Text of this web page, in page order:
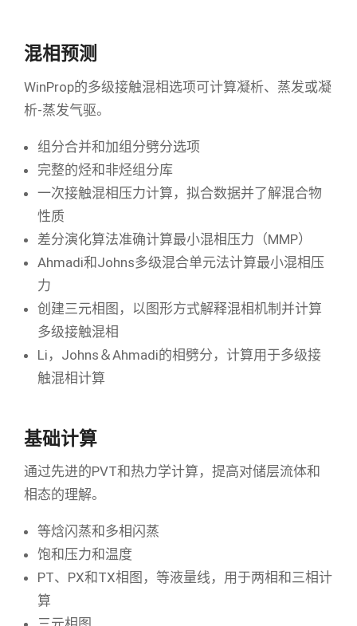
混相预测
WinProp的多级接触混相选项可计算凝析、蒸发或凝
析-蒸发气驱。
组分合并和加组分劈分选项
完整的烃和非烃组分库
一次接触混相压力计算，拟合数据并了解混合物
性质
差分演化算法准确计算最小混相压力（MMP）
Ahmadi和Johns多级混合单元法计算最小混相压
力
创建三元相图，以图形方式解释混相机制并计算
多级接触混相
Li，Johns＆Ahmadi的相劈分，计算用于多级接
触混相计算
基础计算
通过先进的PVT和热力学计算，提高对储层流体和
相态的理解。
等焓闪蒸和多相闪蒸
饱和压力和温度
PT、PX和TX相图，等液量线，用于两相和三相计
算